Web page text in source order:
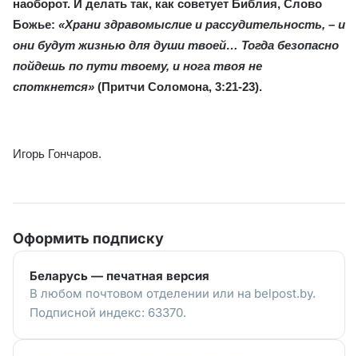
наоборот. И делать так, как советует Библия, Слово
Божье: «Храни здравомыслие и рассудительность, – и
они будут жизнью для души твоей… Тогда безопасно
пойдешь по пути твоему, и нога твоя не
споткнется» (Притчи Соломона, 3:21-23).
Игорь Гончаров.
Оформить подписку
Беларусь — печатная версия
В любом почтовом отделении или на belpost.by.
Подписной индекс: 63370.